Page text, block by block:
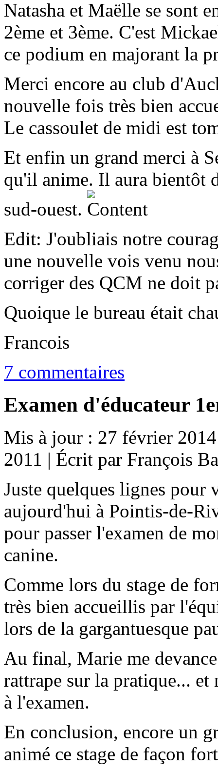
Natasha et Maëlle se sont
2ème et 3ème. C'est
ce podium en majorant la
Merci encore au club
nouvelle fois très bien
Le cassoulet de midi est
Et enfin un grand merci à
qu'il anime. Il aura bientôt
sud-ouest.
Edit: J'oubliais notre
une nouvelle vois venu
corriger des QCM ne doit
Quoique le bureau était
Francois
7 commentaires
Examen d'éducateur
Mis à jour : 27 février 2014
2011 | Écrit par François
Juste quelques lignes pour
aujourd'hui à Pointis-de-
pour passer l'examen de
canine.
Comme lors du stage de
très bien accueillis par
lors de la gargantuesque
Au final, Marie me
rattrape sur la pratique... et
à l'examen.
En conclusion, encore un
animé ce stage de façon